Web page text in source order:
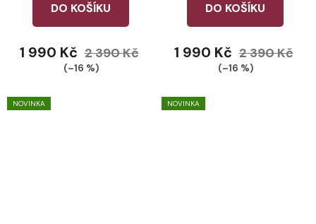
DO KOŠÍKU
1 990 Kč 2 390 Kč
(–16 %)
DO KOŠÍKU
1 990 Kč 2 390 Kč
(–16 %)
NOVINKA NOVINKA